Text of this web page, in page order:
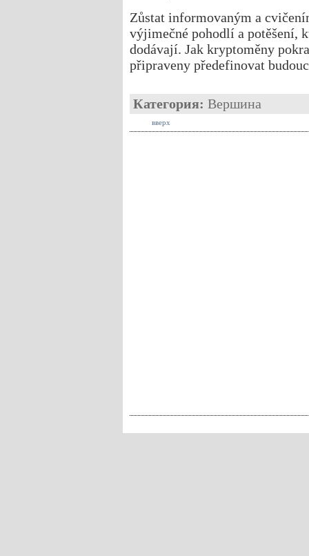
Zůstat informovaným a
výjimečné pohodlí a potěšení,
dodávají. Jak kryptoměny
připraveny předefinovat
Категория: Вершина
вверх